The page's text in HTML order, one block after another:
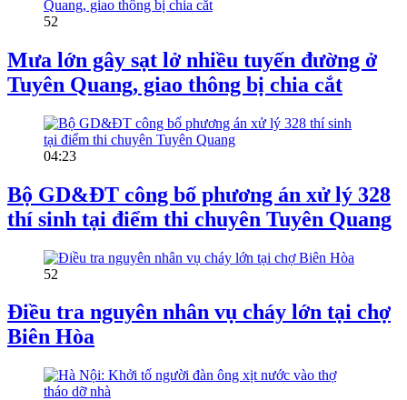
52
Mưa lớn gây sạt lở nhiều tuyến đường ở
Tuyên Quang, giao thông bị chia cắt
04:23
Bộ GD&ĐT công bố phương án xử lý 328
thí sinh tại điểm thi chuyên Tuyên Quang
52
Điều tra nguyên nhân vụ cháy lớn tại chợ
Biên Hòa